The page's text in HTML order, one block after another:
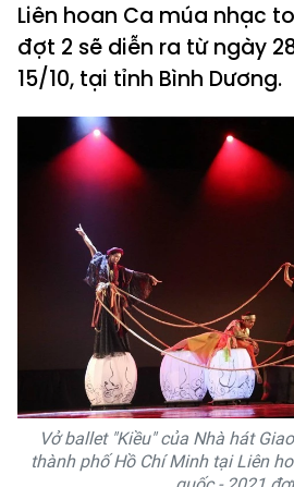
Liên hoan Ca múa nhạc
đợt 2 sẽ diễn ra từ ngày
15/10, tại tỉnh Bình Dương.
Vở ballet "Kiều" của Nhà hát
thành phố Hồ Chí Minh tại Liên